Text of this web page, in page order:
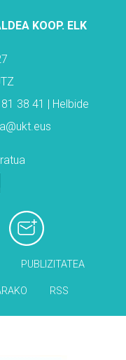
KOOP. ELK
38 41 | Helbide
PUBLIZITATEA
RSS